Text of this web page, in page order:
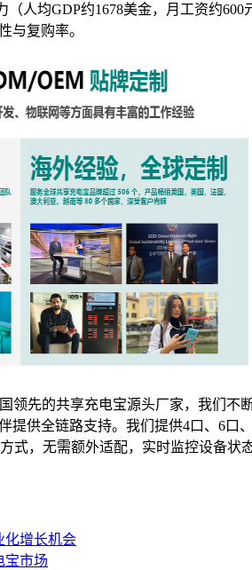
人均GDP约1678美金，月工资约
与复购率。
领先的共享充电宝源头厂家，我们不
提供全链路支持。我们提供4口、6口
式，无需额外适配，实时监控设备
化增长机会
宝市场